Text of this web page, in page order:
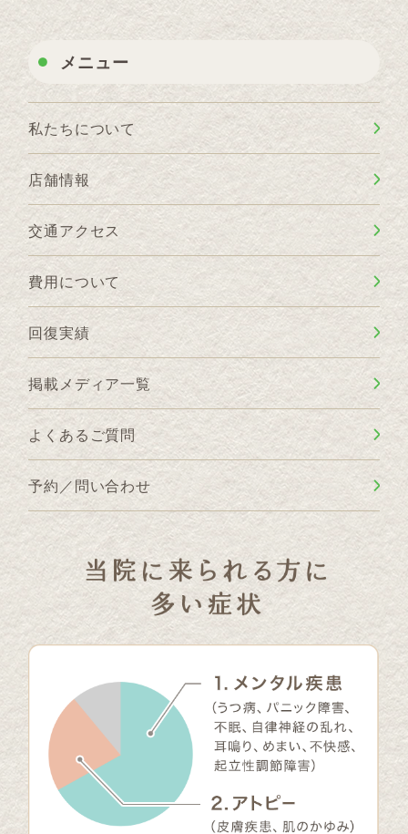
メニュー
私たちについて
店舗情報
交通アクセス
費用について
回復実績
掲載メディア一覧
よくあるご質問
予約／問い合わせ